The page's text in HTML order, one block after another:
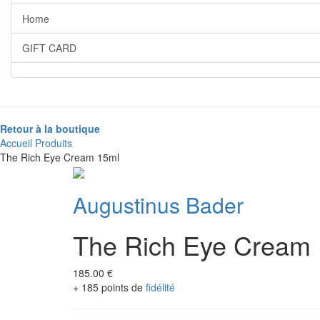
Home
GIFT CARD
Retour à la boutique
Accueil Produits
The Rich Eye Cream 15ml
Augustinus Bader
The Rich Eye Cream
185.00 €
+ 185 points de fidélité